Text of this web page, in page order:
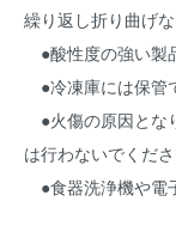
繰り返し折り曲げな
●酸性度の強い製
●冷凍庫には保管
●火傷の原因とな
は行わないでくださ
●食器洗浄機や電